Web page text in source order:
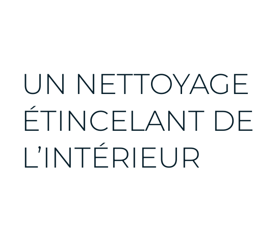
UN NETTOYAGE
ÉTINCELANT DE
L’INTÉRIEUR